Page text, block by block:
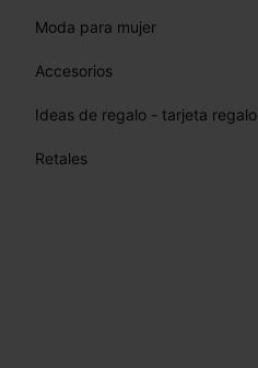
Moda para mujer
Accesorios
Ideas de regalo - tarjeta regalo
Retales